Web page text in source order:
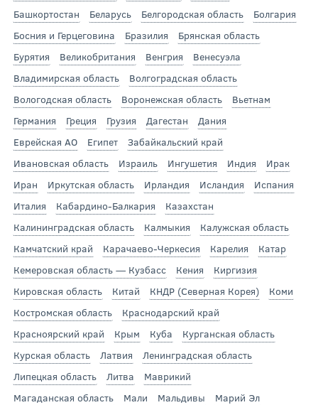
Башкортостан
Беларусь Белгородская область
Болгария
Босния и Герцеговина
Бразилия
Брянская область
Бурятия
Великобритания Венгрия
Венесуэла
Владимирская область
Волгоградская область
Вологодская область
Воронежская область
Вьетнам
Германия
Греция Грузия Дагестан
Дания
Еврейская АО
Египет
Забайкальский край
Ивановская область
Израиль Ингушетия Индия
Ирак
Иран
Иркутская область Ирландия Исландия
Испания
Италия
Кабардино-Балкария
Казахстан
Калининградская область
Калмыкия
Калужская область
Камчатский край
Карачаево-Черкесия Карелия
Катар
Кемеровская область — Кузбасс
Кения
Киргизия
Кировская область
Китай КНДР (Северная Корея)
Коми
Костромская область
Краснодарский край
Красноярский край
Крым Куба
Курганская область
Курская область
Латвия
Ленинградская область
Липецкая область
Литва
Маврикий
Магаданская область
Мали Мальдивы
Марий Эл